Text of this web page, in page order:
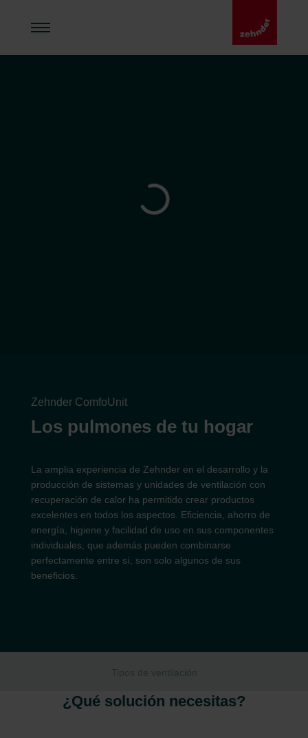
Zehnder ComfoUnit
Los pulmones de tu hogar
La amplia experiencia de Zehnder en el desarrollo y la
producción de sistemas y unidades de ventilación con
recuperación de calor ha permitido crear productos
excelentes en todos los aspectos. Eficiencia, ahorro de
energía, higiene y facilidad de uso en sus componentes
individuales, que además pueden combinarse
perfectamente entre sí, son solo algunos de sus
beneficios.
Tipos de ventilación
¿Qué solución necesitas?